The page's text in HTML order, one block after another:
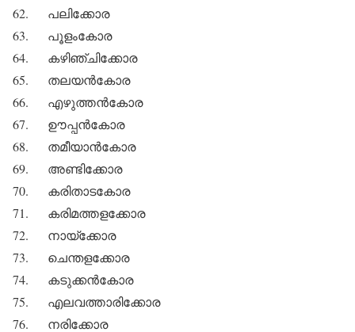
62. പലിക്കോര
63. പൂളംകോര
64. കഴിഞ്ചിക്കോര
65. തലയന്‍കോര
66. എഴുത്തന്‍കോര
67. ഊപ്പന്‍കോര
68. തമീയാന്‍കോര
69. അണ്ടിക്കോര
70. കരിതാടകോര
71. കരിമത്തളക്കോര
72. നായ്‌ക്കോര
73. ചെന്തളക്കോര
74. കടുക്കന്‍കോര
75. എലവത്താരിക്കോര
76. നരിക്കോര